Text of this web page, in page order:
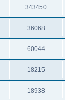
343450
36068
60044
18215
18938